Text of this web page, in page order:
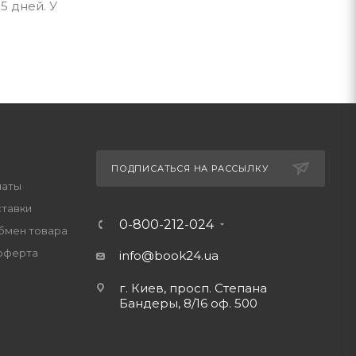
дней. У
товара
ПОДПИСАТЬСЯ НА РАССЫЛКУ
0-800-212-024
info@book24.ua
г. Киев, просп. Степана
Бандеры, 8/16 оф. 500